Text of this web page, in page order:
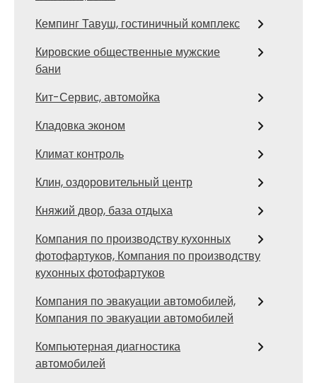
Кемпинг Тавуш, гостиничный комплекс
Кировские общественные мужские
бани
Кит-Сервис, автомойка
Кладовка эконом
Климат контроль
Клин, оздоровительный центр
Княжий двор, база отдыха
Компания по производству кухонных
фотофартуков, Компания по производству
кухонных фотофартуков
Компания по эвакуации автомобилей,
Компания по эвакуации автомобилей
Компьютерная диагностика
автомобилей